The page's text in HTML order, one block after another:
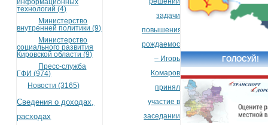
технологий (4)
Министерство
внутренней политики (9)
Министерство
социального развития
Кировской области (9)
Пресс-служба
ГФИ (974)
Новости (3165)
Сведения о доходах,
расходах
задачи
повышения
рождаемости»,
– Игорь
Комаров
принял
участие в
заседании
ГОЛОСУЙ!